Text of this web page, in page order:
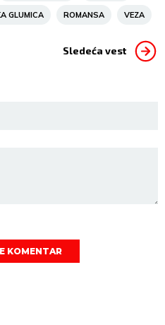
GLUMICA ROMANSA VEZA
Sledeća vest
KOMENTAR